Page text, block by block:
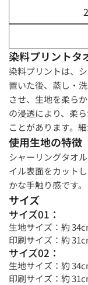
染料プリントタ
染料プリントは、
置いた後、蒸し・
させ、生地を柔ら
の浸透により、柔
ことがあります。
使用生地の特徴
シャーリングタオ
イル表面をカット
かな手触り感です。
サイズ
サイズ01：
生地サイズ：約
印刷サイズ：約
サイズ02：
生地サイズ：約
印刷サイズ：約